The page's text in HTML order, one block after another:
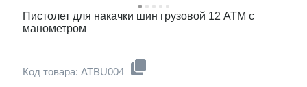
Пистолет для накачки шин грузовой 12 АТМ с
манометром
Код товара: ATBU004